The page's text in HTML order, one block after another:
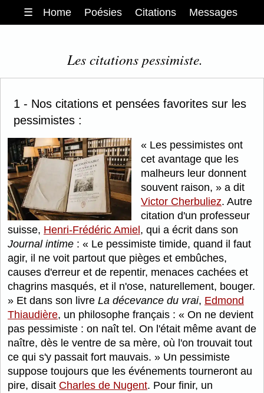
☰ Home Poésies Citations Messages
Les citations pessimiste.
1 - Nos citations et pensées favorites sur les
pessimistes :
Les pessimistes ont
cet avantage que les
malheurs leur donnent
souvent raison,
a dit
Victor Cherbuliez. Autre
citation d'un professeur
suisse, Henri-Frédéric Amiel , qui a écrit dans son
Journal intime :
Le pessimiste timide, quand il faut
agir, il ne voit partout que pièges et embûches,
causes d'erreur et de repentir, menaces cachées et
chagrins masqués, et il n'ose, naturellement, bouger.
Et dans son livre La décevance du vrai, Edmond
Thiaudière, un philosophe français :
On ne devient
pas pessimiste : on naît tel. On l'était même avant de
naître, dès le ventre de sa mère, où l'on trouvait tout
ce qui s'y passait fort mauvais.
Un pessimiste
suppose toujours que les événements tourneront au
pire, disait Charles de Nugent. Pour finir, un